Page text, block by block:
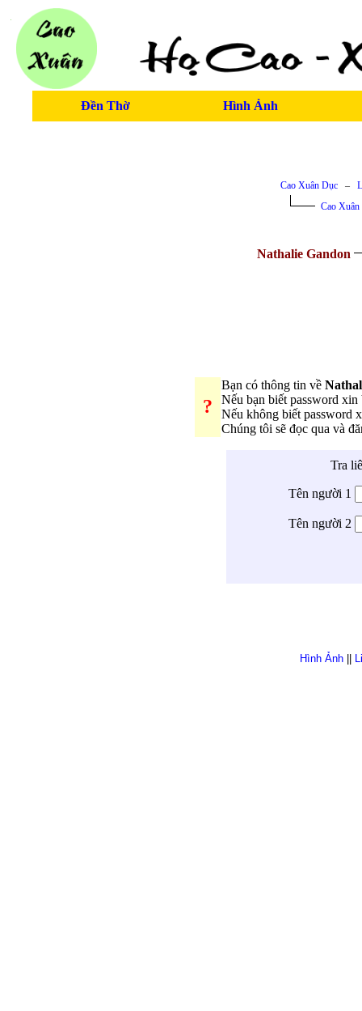
Đền Thờ Hình Ảnh
Cao Xuân Dục –
Cao Xuân
Nathalie Gandon
?
Bạn có thông tin về
Nếu bạn biết password
Nếu không biết password
Chúng tôi sẽ đọc qua và
Tra
Tên người 1
Tên người 2
Hình Ảnh